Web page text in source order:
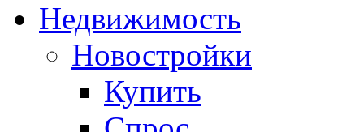
Недвижимость
Новостройки
Купить